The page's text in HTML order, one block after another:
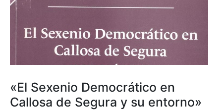
«El Sexenio Democrático en
Callosa de Segura y su entorno»